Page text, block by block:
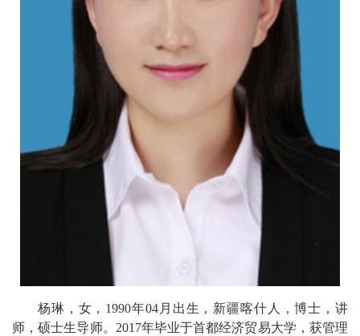
招
教
杨琳 ，女， 1990年04 月出生， 新疆喀什 人 ，博士，讲
师 ，硕士生导师。 2017年毕业于首都经济贸易大学 ， 获管理